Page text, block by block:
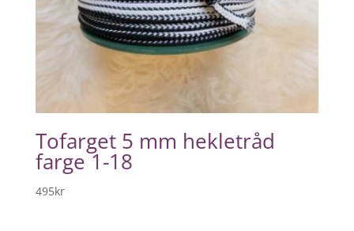
Tofarget 5 mm hekletråd
farge 1-18
495kr